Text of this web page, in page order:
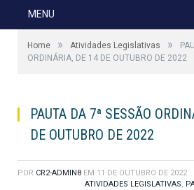
MENU
Home » Atividades Legislativas »
ORDINÁRIA, DE 14 DE OUTUBRO DE 2022
PAUTA DA 7ª SESSÃO
DE OUTUBRO DE 2022
POR CR2-ADMIN8 EM 11 DE OUTUBRO DE 2022
ATIVIDADES LEGISLATIVAS,